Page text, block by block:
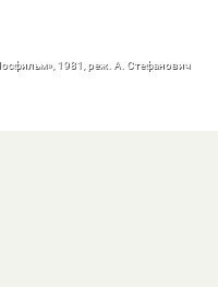
1981, реж. А. Стефанович